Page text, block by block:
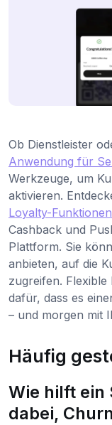
Ob Dienstleister
Anwendung für
Werkzeuge, um
aktivieren.
Loyalty-Funktionen
Cashback und
Plattform. Sie
anbieten, auf die
zugreifen. Flexible
dafür, dass es
– und morgen mit
Häufig
Wie hilft ein
dabei,